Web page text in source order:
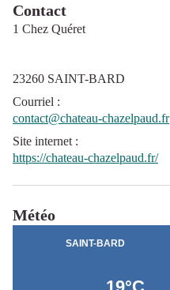
Contact
1 Chez Quéret
23260 SAINT-BARD
Courriel :
contact@chateau-chazelpaud.fr
Site internet :
https://chateau-chazelpaud.fr/
Météo